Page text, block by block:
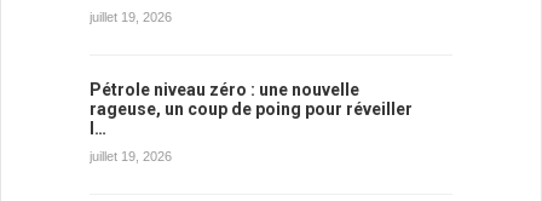
juillet 19, 2026
Pétrole niveau zéro : une nouvelle
rageuse, un coup de poing pour réveiller
l…
juillet 19, 2026